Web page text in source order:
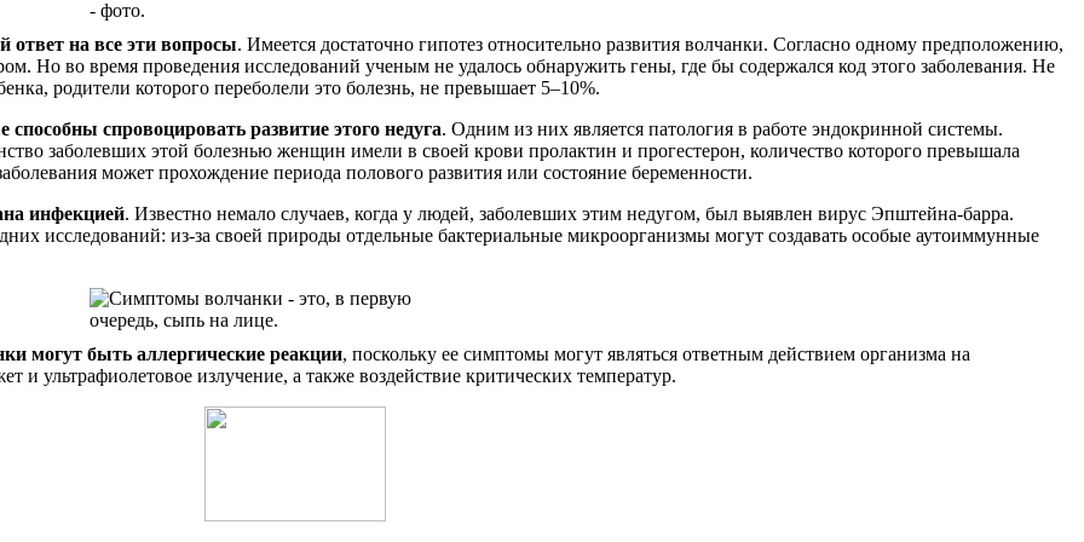
ответ на все эти вопросы. Имеется достаточно гипотез относительно развития волчанки. Согласно одному предположению,
Но во время проведения исследований ученым не удалось обнаружить гены, где бы содержался код этого заболевания. Не
родители которого переболели это болезнь, не превышает 5–10%.
спровоцировать развитие этого недуга. Одним из них является патология в работе эндокринной системы.
заболевших этой болезнью женщин имели в своей крови пролактин и прогестерон, количество которого превышала
может прохождение периода полового развития или состояние беременности.
инфекцией. Известно немало случаев, когда у людей, заболевших этим недугом, был выявлен вирус Эпштейна-барра.
исследований: из-за своей природы отдельные бактериальные микроорганизмы могут создавать особые аутоиммунные
могут быть аллергические реакции, поскольку ее симптомы могут являться ответным действием организма на
и ультрафиолетовое излучение, а также воздействие критических температур.